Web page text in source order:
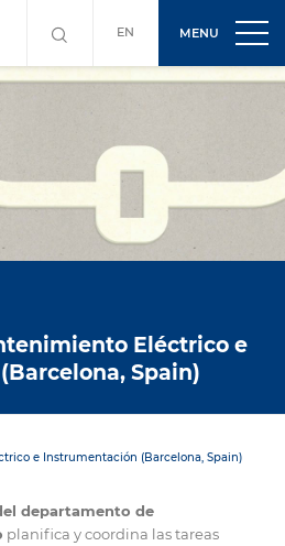
EN MENU
Eléctrico e
Spain)
e Instrumentación (Barcelona, Spain)
departamento de
planifica y coordina las tareas